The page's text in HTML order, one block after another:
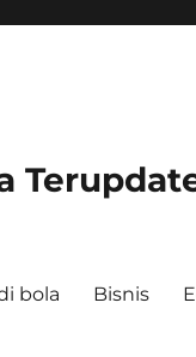
bola Bisnis